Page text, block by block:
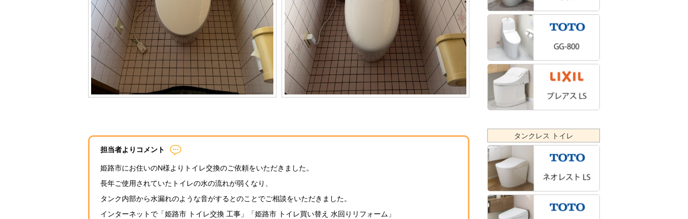
担当者よりコメント
姫路市にお住いのN様よりトイレ交換のご依頼をいただきました。
長年ご使用されていたトイレの水の流れが弱くなり、
タンク内部から水漏れのような音がするとのことでご相談をいただきました。
インターネットで「姫路市 トイレ交換 工事」「姫路市 トイレ買い替え 水回りリフォーム」
タンクレス トイレ